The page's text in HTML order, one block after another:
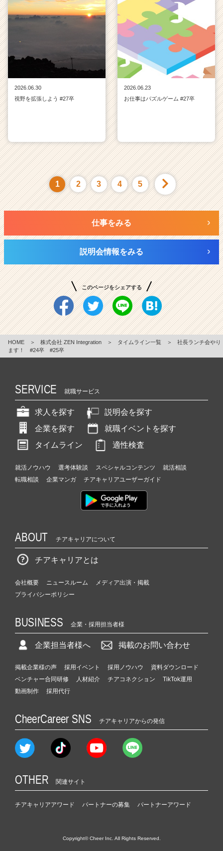
2026.06.30
視野を拡張しよう #27卒
2026.06.23
お仕事はパズルゲーム #27卒
1 2 3 4 5
仕事をみる
説明会情報をみる
このページをシェアする
HOME ＞ 株式会社 ZEN Integration ＞ タイムライン一覧 ＞
社長ランチ会やり
ます！ #24卒 #25卒
SERVICE 就職サービス
求人を探す
説明会を探す
企業を探す
就職イベントを探す
タイムライン
適性検査
就活ノウハウ 選考体験談 スペシャルコンテンツ
就活相談
転職相談
企業マンガ チアキャリアユーザーガイド
ABOUT チアキャリアについて
チアキャリアとは
会社概要 ニュースルーム
メディア出演・掲載
プライバシーポリシー
BUSINESS 企業・採用担当者様
企業担当者様へ 掲載のお問い合わせ
掲載企業様の声 採用イベント 採用ノウハウ
資料ダウンロード
ベンチャー合同研修
人材紹介 チアコネクション
TikTok運用
動画制作
採用代行
CheerCareer SNS チアキャリアからの発信
OTHER 関連サイト
チアキャリアアワード パートナーの募集 パートナーアワード
Copyright© Cheer Inc. All Rights Reserved.